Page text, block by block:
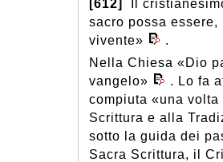
[612]
Il
sacro possa
vivente»
.
Nella Chiesa «Dio
vangelo»
. Lo fa
compiuta «una
Scrittura e alla
sotto la guida dei
Sacra Scrittura, il